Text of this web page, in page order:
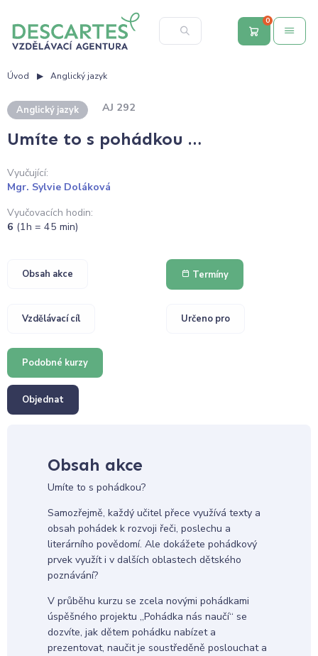
0
Úvod Anglický jazyk
Anglický jazyk AJ 292
Umíte to s pohádkou …
Vyučující:
Mgr. Sylvie Doláková
Vyučovacích hodin:
6 (1h = 45 min)
Obsah akce Termíny
Vzdělávací cíl Určeno pro
Podobné kurzy
Objednat
Obsah akce
Umíte to s pohádkou?
Samozřejmě, každý učitel přece využívá texty a
obsah pohádek k rozvoji řeči, poslechu a
literárního povědomí. Ale dokážete pohádkový
prvek využít i v dalších oblastech dětského
poznávání?
V průběhu kurzu se zcela novými pohádkami
úspěšného projektu „Pohádka nás naučí“ se
dozvíte, jak dětem pohádku nabízet a
prezentovat, naučit je soustředěně poslouchat a